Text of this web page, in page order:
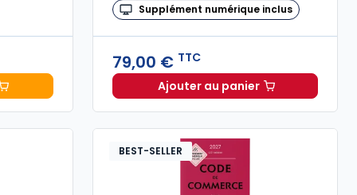
Sociétés commerciales 2027 à 189,00 € TTC
Supplément numérique inclus
79,00 € TTC
Ajouter au panierCode du travail 2026,
BEST-SELLER